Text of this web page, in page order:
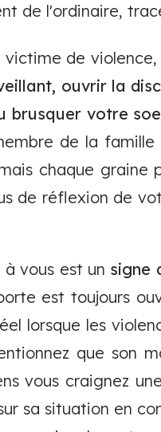
de l'ordinaire,
victime de
ouvrir la
brusquer votre
de la
chaque graine
de réflexion de
vous est un signe
est toujours
lorsque les
que son
vous craignez
sa situation en